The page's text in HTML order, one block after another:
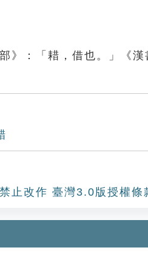
》：「耤，借也。」《
止改作 臺灣3.0版授權條